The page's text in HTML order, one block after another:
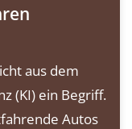
aus dem
(KI) ein Begriff.
Autos